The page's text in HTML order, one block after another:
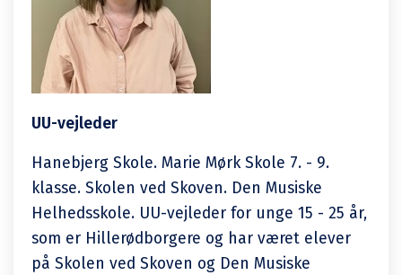
UU-vejleder
Hanebjerg Skole. Marie Mørk Skole 7. - 9.
klasse. Skolen ved Skoven. Den Musiske
Helhedsskole. UU-vejleder for unge 15 - 25 år,
som er Hillerødborgere og har været elever
på Skolen ved Skoven og Den Musiske